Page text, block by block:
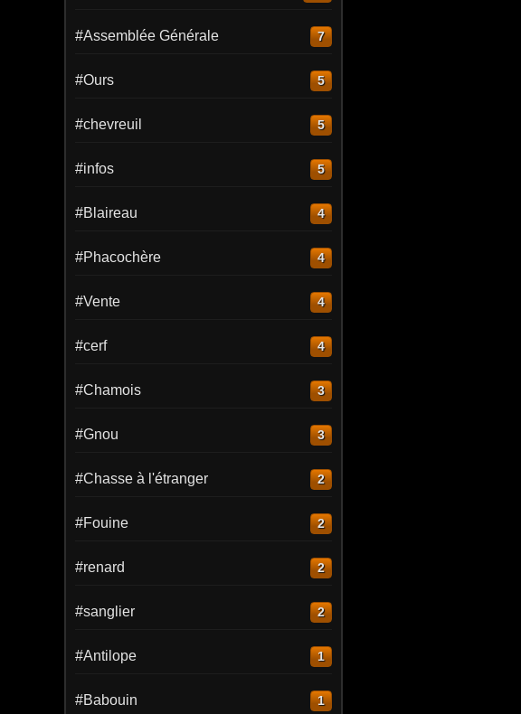
#Assemblée Générale 7
#Ours 5
#chevreuil 5
#infos 5
#Blaireau 4
#Phacochère 4
#Vente 4
#cerf 4
#Chamois 3
#Gnou 3
#Chasse à l'étranger 2
#Fouine 2
#renard 2
#sanglier 2
#Antilope 1
#Babouin 1